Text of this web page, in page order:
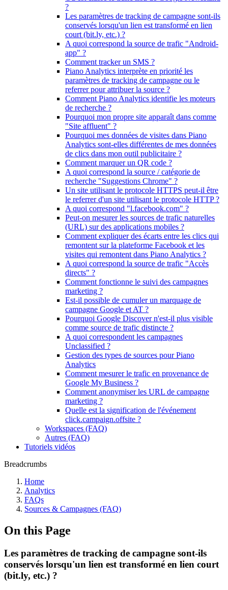
?
Les paramètres de tracking de campagne sont-ils
conservés lorsqu'un lien est transformé en lien
court (bit.ly, etc.) ?
A quoi correspond la source de trafic "Android-
app" ?
Comment tracker un SMS ?
Piano Analytics interprète en priorité les
paramètres de tracking de campagne ou le
referrer pour attribuer la source ?
Comment Piano Analytics identifie les moteurs
de recherche ?
Pourquoi mon propre site apparaît dans comme
"Site affluent" ?
Pourquoi mes données de visites dans Piano
Analytics sont-elles différentes de mes données
de clics dans mon outil publicitaire ?
Comment marquer un QR code ?
A quoi correspond la source / catégorie de
recherche "Suggestions Chrome" ?
Un site utilisant le protocole HTTPS peut-il être
le referrer d'un site utilisant le protocole HTTP ?
A quoi correspond "l.facebook.com" ?
Peut-on mesurer les sources de trafic naturelles
(URL) sur des applications mobiles ?
Comment expliquer des écarts entre les clics qui
remontent sur la plateforme Facebook et les
visites qui remontent dans Piano Analytics ?
A quoi correspond la source de trafic "Accès
directs" ?
Comment fonctionne le suivi des campagnes
marketing ?
Est-il possible de cumuler un marquage de
campagne Google et AT ?
Pourquoi Google Discover n'est-il plus visible
comme source de trafic distincte ?
A quoi correspondent les campagnes
Unclassified ?
Gestion des types de sources pour Piano
Analytics
Comment mesurer le trafic en provenance de
Google My Business ?
Comment anonymiser les URL de campagne
marketing ?
Quelle est la signification de l'événement
click.campaign.offsite ?
Workspaces (FAQ)
Autres (FAQ)
Tutoriels vidéos
Breadcrumbs
Home
Analytics
FAQs
Sources & Campagnes (FAQ)
On this Page
Les paramètres de tracking de campagne sont-ils
conservés lorsqu'un lien est transformé en lien court
(bit.ly, etc.) ?